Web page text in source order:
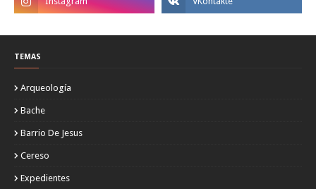
TEMAS
Arqueología
Bache
Barrio De Jesus
Cereso
Expedientes